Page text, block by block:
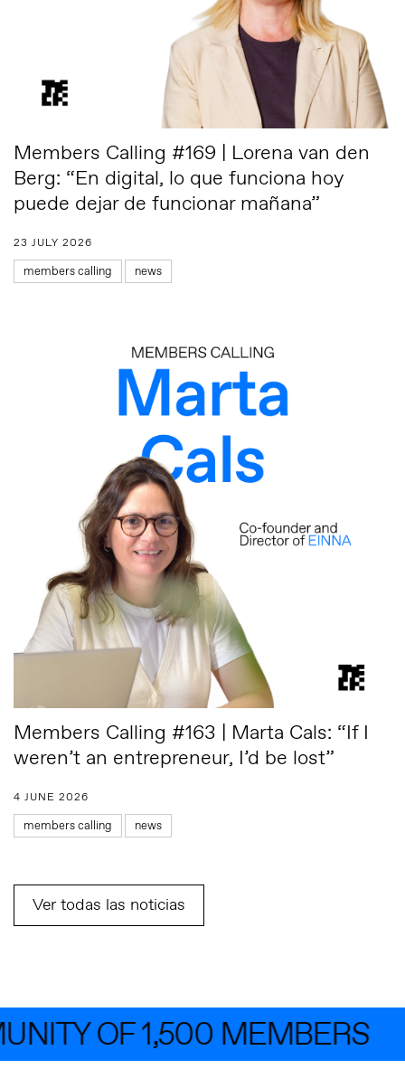
Members Calling #169 | Lorena van den
Berg: “En digital, lo que funciona hoy
puede dejar de funcionar mañana”
23 JULY 2026
members calling news
Members Calling #163 | Marta Cals: “If I
weren’t an entrepreneur, I’d be lost”
4 JUNE 2026
members calling news
Ver todas las noticias
OF 1,500 MEMBERS